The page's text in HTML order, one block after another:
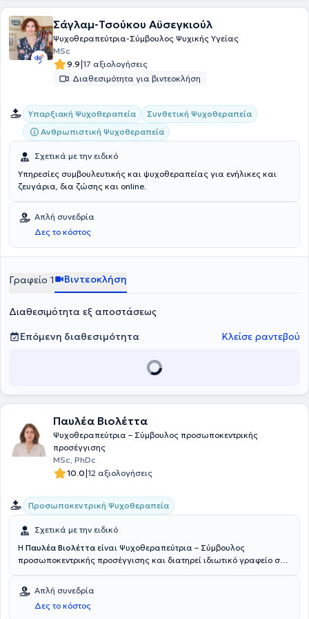
Σάγλαμ-Τσούκου Αϋσεγκιούλ
Ψυχοθεραπεύτρια-Σύμβουλος Ψυχικής Υγείας
MSc
9.9|17 αξιολογήσεις
Διαθεσιμότητα για βιντεοκλήση
Υπαρξιακή Ψυχοθεραπεία
Συνθετική Ψυχοθεραπεία
Ανθρωπιστική Ψυχοθεραπεία
Σχετικά με την ειδικό
Υπηρεσίες συμβουλευτικής και ψυχοθεραπείας για ενήλικες και
ζευγάρια, δια ζώσης και online.
Απλή συνεδρία
Δες το κόστος
Γραφείο 1 Βιντεοκλήση
Διαθεσιμότητα εξ αποστάσεως
Επόμενη διαθεσιμότητα
Κλείσε ραντεβού
Παυλέα Βιολέττα
Ψυχοθεραπεύτρια – Σύμβουλος προσωποκεντρικής
προσέγγισης
MSc, PhDc
10.0|12 αξιολογήσεις
Προσωποκεντρική Ψυχοθεραπεία
Σχετικά με την ειδικό
Η Παυλέα Βιολέττα είναι Ψυχοθεραπεύτρια – Σύμβουλος
προσωποκεντρικής προσέγγισης και διατηρεί ιδιωτικό γραφείο στα
Ανθρωπιστικών Επιστημών (The Athens College of Arts).
Ολοκλήρωσε μεταπτυχιακές σπουδές και απέκτησε με διάκριση τον
τίτλο (M.Sc in Person Centred Counselling & Psychotherapy) από το
Απλή συνεδρία
Δες το κόστος